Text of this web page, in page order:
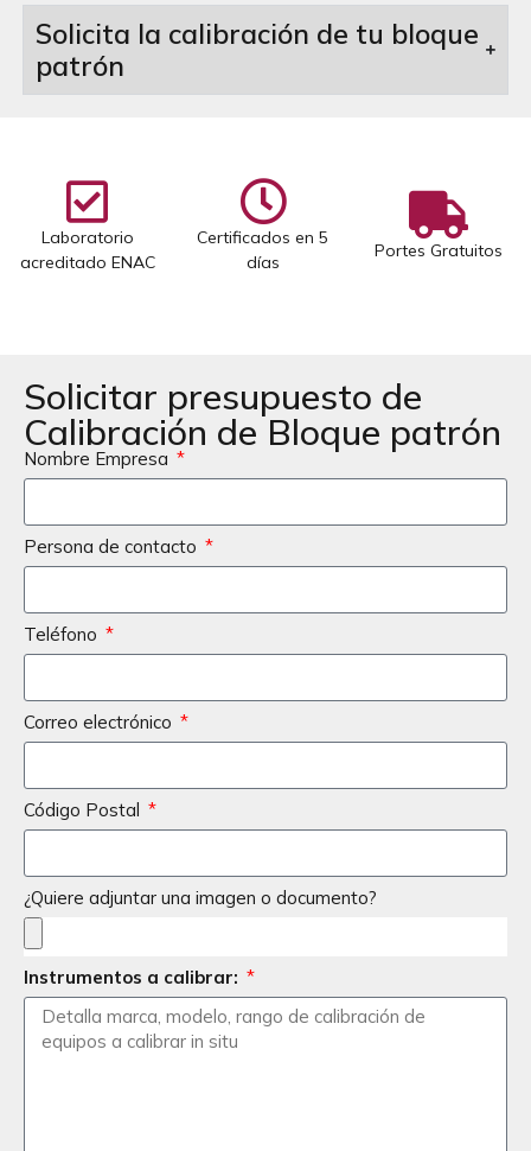
Solicita la calibración de tu bloque
patrón
Laboratorio
acreditado ENAC
Certificados en 5
días
Portes Gratuitos
Solicitar presupuesto de
Calibración de Bloque patrón
Nombre Empresa
Persona de contacto
Teléfono
Correo electrónico
Código Postal
¿Quiere adjuntar una imagen o documento?
Instrumentos a calibrar: